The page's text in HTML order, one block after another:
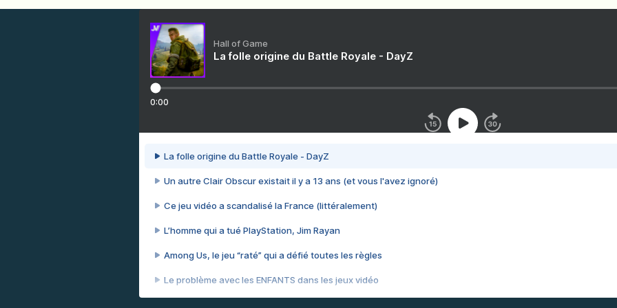
Hall of Game
La folle origine du Battle Royale - DayZ
0:00
La folle origine du Battle Royale - DayZ
Un autre Clair Obscur existait il y a 13 ans (et vous l'avez ignoré)
Ce jeu vidéo a scandalisé la France (littéralement)
L’homme qui a tué PlayStation, Jim Rayan
Among Us, le jeu “raté” qui a défié toutes les règles
Le problème avec les ENFANTS dans les jeux vidéo